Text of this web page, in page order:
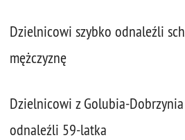
Dzielnicowi szybko odnaleźli
mężczyznę
Dzielnicowi z Golubia-
odnaleźli 59-latka